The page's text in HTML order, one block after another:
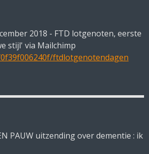
2018 - FTD lotgenoten, eerste
stijl' via Mailchimp
ftdlotgenotendagen
PAUW uitzending over dementie : ik